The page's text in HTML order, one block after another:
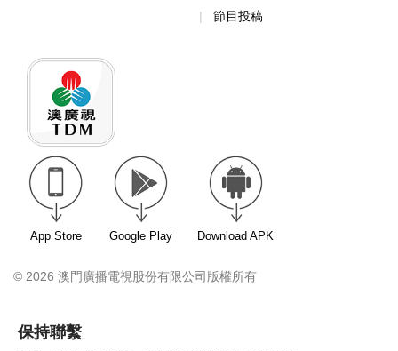
節目投稿
App Store Google Play Download APK
© 2026 澳門廣播電視股份有限公司版權所有
保持聯繫